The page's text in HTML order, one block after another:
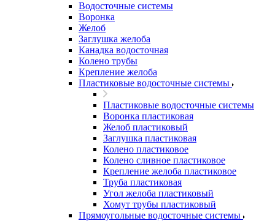
Водосточные системы
Воронка
Желоб
Заглушка желоба
Канадка водосточная
Колено трубы
Крепление желоба
Пластиковые водосточные системы
Пластиковые водосточные системы
Воронка пластиковая
Желоб пластиковый
Заглушка пластиковая
Колено пластиковое
Колено сливное пластиковое
Крепление желоба пластиковое
Труба пластиковая
Угол желоба пластиковый
Хомут трубы пластиковый
Прямоугольные водосточные системы